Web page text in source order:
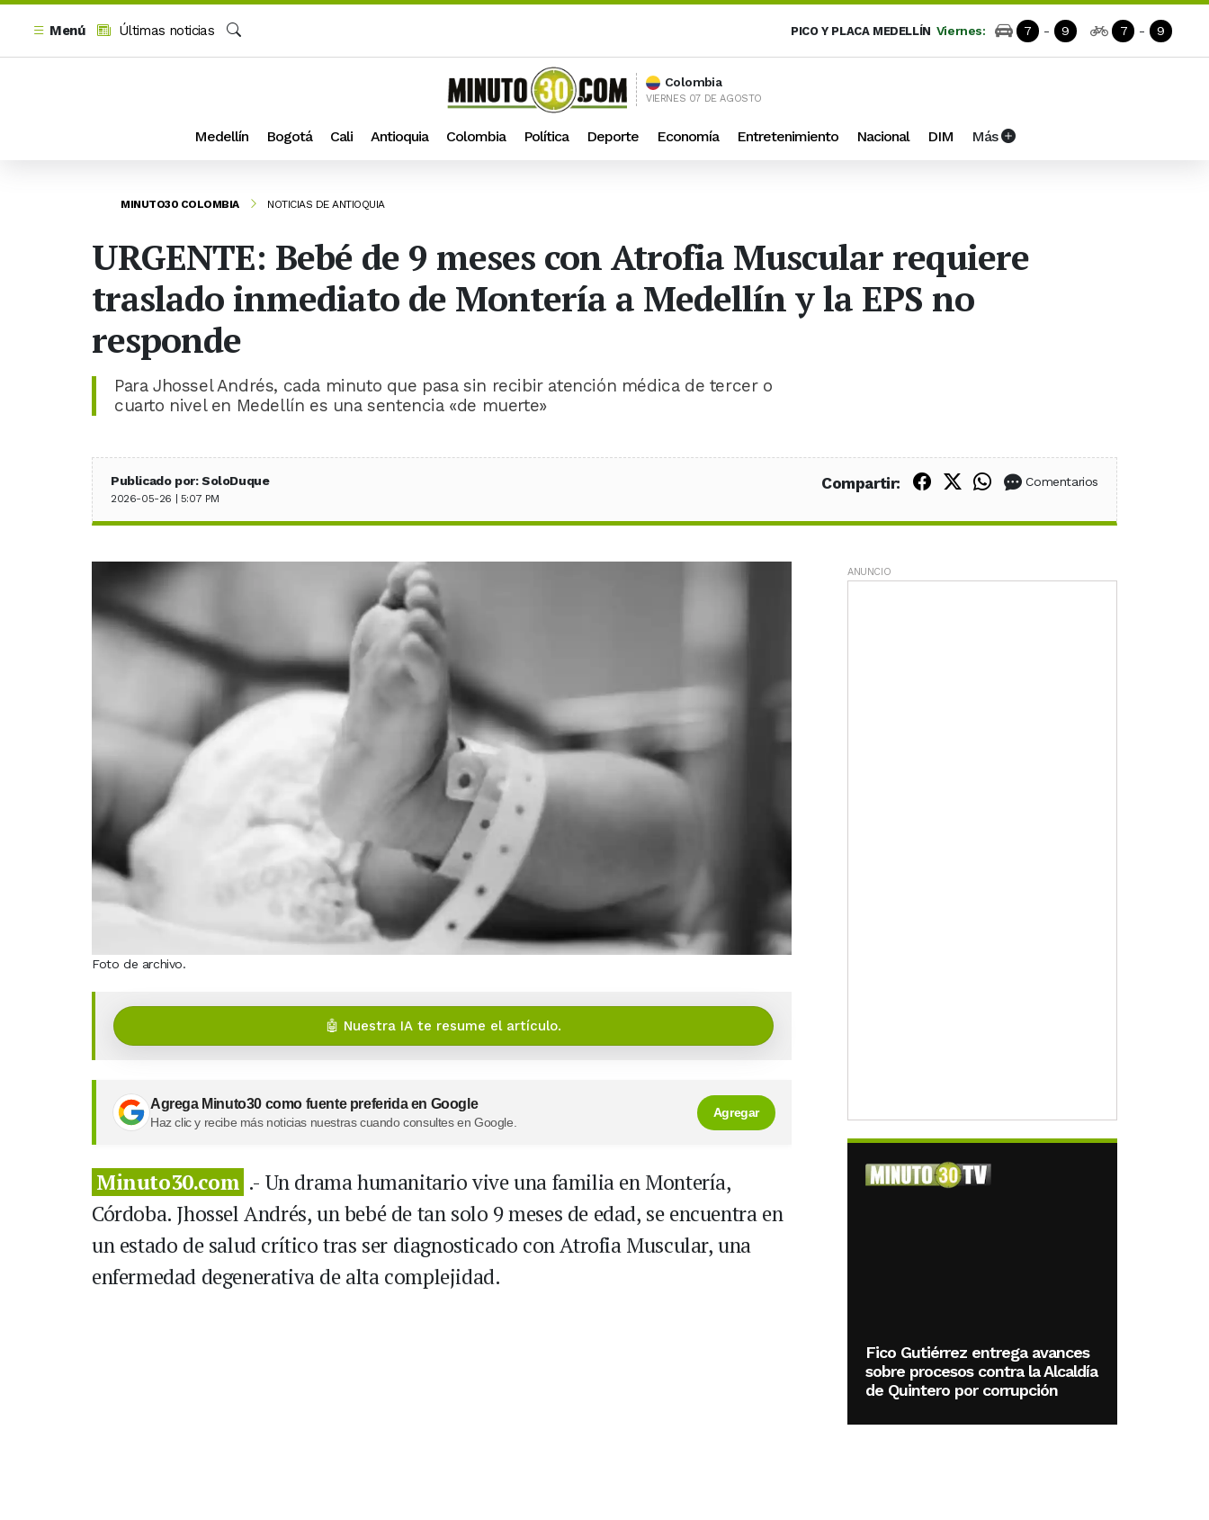
Menú
Últimas noticias
PICO Y PLACA MEDELLÍN Viernes: 7 - 9 7 - 9
Colombia
VIERNES 07 DE AGOSTO
Medellín Bogotá Cali Antioquia Colombia Política Deporte Economía Entretenimiento Nacional DIM Más
MINUTO30 COLOMBIA NOTICIAS DE ANTIOQUIA
URGENTE: Bebé de 9 meses con Atrofia Muscular requiere
traslado inmediato de Montería a Medellín y la EPS no
responde
Para Jhossel Andrés, cada minuto que pasa sin recibir atención médica de tercer o
cuarto nivel en Medellín es una sentencia «de muerte»
Publicado por: SoloDuque
2026-05-26 | 5:07 PM
Compartir: Compartir en Facebook
Compartir en X (Twitter)
Compartir en WhatsApp
Comentarios
Foto de archivo.
🤖 Nuestra IA te resume el artículo.
Agrega Minuto30 como fuente preferida en Google
Haz clic y recibe más noticias nuestras cuando consultes en Google.
Agregar
Minuto30.com .- Un drama humanitario vive una familia en Montería,
Córdoba. Jhossel Andrés, un bebé de tan solo 9 meses de edad, se encuentra en
un estado de salud crítico tras ser diagnosticado con Atrofia Muscular, una
enfermedad degenerativa de alta complejidad.
ANUNCIO
Fico Gutiérrez entrega avances
sobre procesos contra la Alcaldía
de Quintero por corrupción